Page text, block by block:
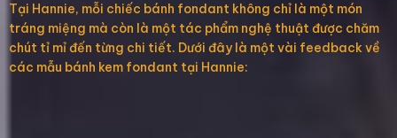
Tại Hannie, mỗi chiếc bánh fondant không chỉ là một món
tráng miệng mà còn là một tác phẩm nghệ thuật được chăm
chút tỉ mỉ đến từng chi tiết. Dưới đây là một vài feedback về
các mẫu bánh kem fondant tại Hannie: